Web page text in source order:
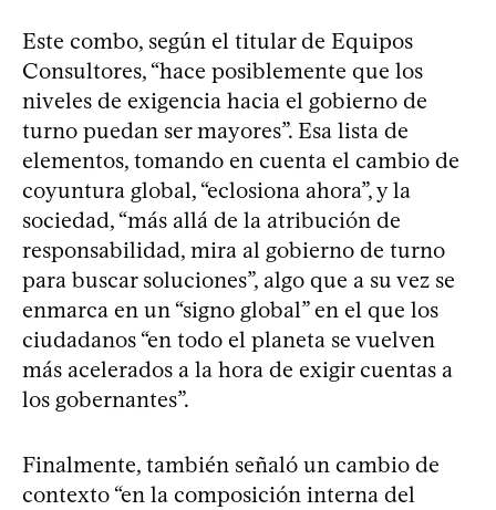
Este combo, según el titular de Equipos
Consultores, “hace posiblemente que los
niveles de exigencia hacia el gobierno de
turno puedan ser mayores”. Esa lista de
elementos, tomando en cuenta el cambio de
coyuntura global, “eclosiona ahora”, y la
sociedad, “más allá de la atribución de
responsabilidad, mira al gobierno de turno
para buscar soluciones”, algo que a su vez se
enmarca en un “signo global” en el que los
ciudadanos “en todo el planeta se vuelven
más acelerados a la hora de exigir cuentas a
los gobernantes”.
Finalmente, también señaló un cambio de
contexto “en la composición interna del